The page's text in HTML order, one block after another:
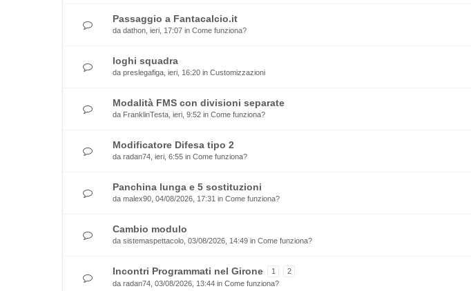
Passaggio a Fantacalcio.it
da dathon , ieri, 17:07 in Come funziona?
loghi squadra
da preslegafiga , ieri, 16:20 in Customizzazioni
Modalità FMS con divisioni separate
da FranklinTesta , ieri, 9:52 in Come funziona?
Modificatore Difesa tipo 2
da radan74 , ieri, 6:55 in Come funziona?
Panchina lunga e 5 sostituzioni
da malex90 , 04/08/2026, 17:31 in Come funziona?
Cambio modulo
da sistemaspettacolo , 03/08/2026, 14:49 in Come funziona?
Incontri Programmati nel Girone 1
2
da radan74 , 03/08/2026, 13:44 in Come funziona?